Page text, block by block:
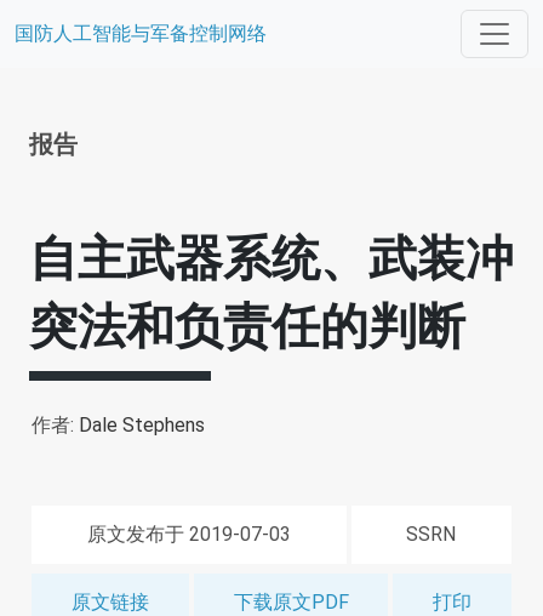
国防人工智能与军备控制网络
报告
自主武器系统、武装冲
突法和负责任的判断
作者: Dale Stephens
原文发布于 2019-07-03 SSRN
原文链接 下载原文PDF 打印